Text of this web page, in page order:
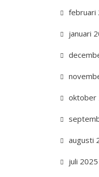
februari
januari
oktober
augusti
juli 2025